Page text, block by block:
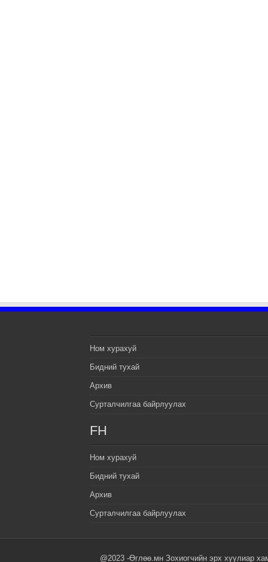
Ном хурахуй
Бидний тухай
Архив
Сурталчилгаа байрлуулах
FH
Ном хурахуй
Бидний тухай
Архив
Сурталчилгаа байрлуулах
@2023 -Өглөө.мн Зохиогчийн эрх хуулиар